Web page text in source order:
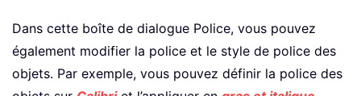
Dans cette boîte de dialogue Police, vous pouvez
également modifier la police et le style de police des
objets. Par exemple, vous pouvez définir la police des